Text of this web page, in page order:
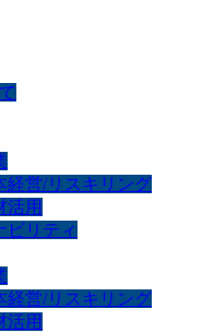
経営/リスキリング
活用
ビリティ
経営/リスキリング
活用